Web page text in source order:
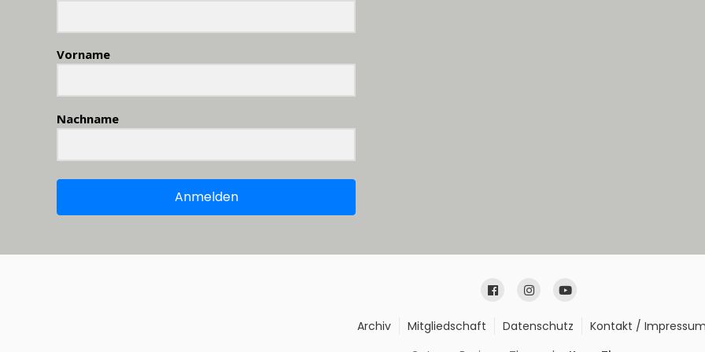
Vorname
Nachname
Anmelden
Archiv Mitgliedschaft Datenschutz
Kontakt /